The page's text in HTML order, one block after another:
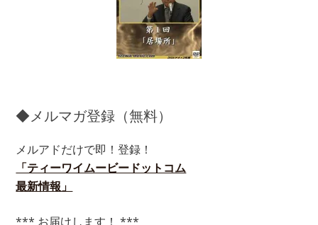
◆メルマガ登録（無料）
メルアドだけで即！登録！
「ティーワイムービードットコム
最新情報」
*** お届けします！ ***